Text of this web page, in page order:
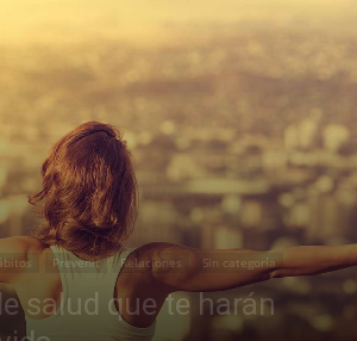
Prevenir Relaciones Sin categoría
salud que te harán